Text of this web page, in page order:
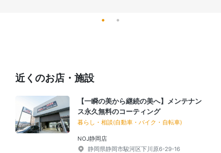
近くのお店・施設
【一瞬の美から継続の美へ】メンテナン
ス永久無料のコーティング
暮らし・相談(自動車・バイク・自転車)
NOJ静岡店
静岡県静岡市駿河区下川原6-29-16